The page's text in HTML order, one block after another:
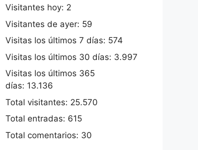
Visitantes hoy: 2
Visitantes de ayer: 59
Visitas los últimos 7 días: 574
Visitas los últimos 30 días: 3.997
Visitas los últimos 365
días: 13.136
Total visitantes: 25.570
Total entradas: 615
Total comentarios: 30